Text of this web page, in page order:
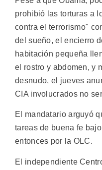
prohibió las torturas a
contra el terrorismo"
del sueño, el encierro
habitación pequeña
el rostro y abdomen, y
desnudo, el jueves
CIA involucrados no
El mandatario arguyó
tareas de buena fe
entonces por la OLC.
El independiente